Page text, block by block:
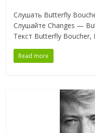
Слушать Butterfly
Слушайте Changes —
Текст Butterfly
Read more